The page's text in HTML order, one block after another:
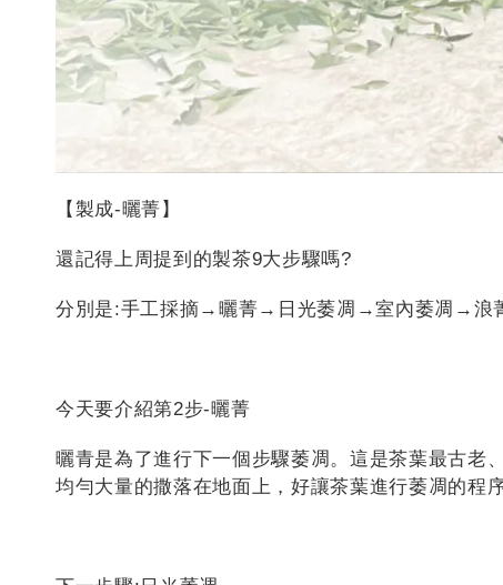
【製成-曬菁】
還記得上周提到的製茶9大步驟嗎?
分別是:手工採摘→曬菁→日光萎凋→室內萎凋→
今天要介紹第2步-曬菁
曬青是為了進行下一個步驟萎凋。這是茶葉最古老
均勻大量的撒落在地面上，好讓茶葉進行萎凋的程序